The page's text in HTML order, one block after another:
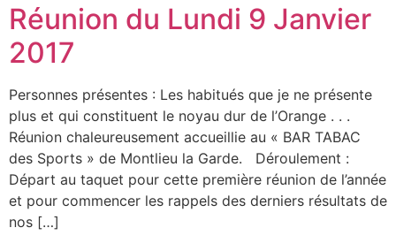
Réunion du Lundi 9 Janvier
2017
Personnes présentes : Les habitués que je ne présente
plus et qui constituent le noyau dur de l’Orange . . .
Réunion chaleureusement accueillie au « BAR TABAC
des Sports » de Montlieu la Garde. Déroulement :
Départ au taquet pour cette première réunion de l’année
et pour commencer les rappels des derniers résultats de
nos […]